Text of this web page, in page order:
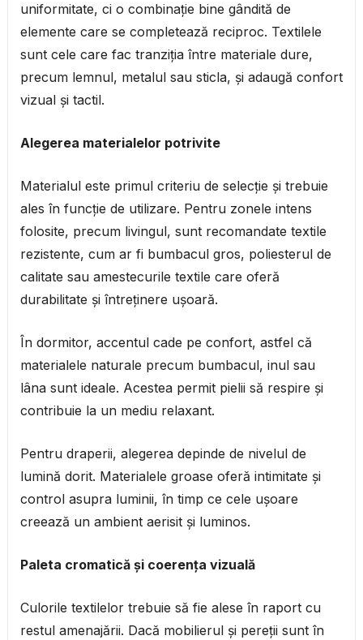
uniformitate, ci o combinație bine gândită de
elemente care se completează reciproc. Textilele
sunt cele care fac tranziția între materiale dure,
precum lemnul, metalul sau sticla, și adaugă confort
vizual și tactil.
Alegerea materialelor potrivite
Materialul este primul criteriu de selecție și trebuie
ales în funcție de utilizare. Pentru zonele intens
folosite, precum livingul, sunt recomandate textile
rezistente, cum ar fi bumbacul gros, poliesterul de
calitate sau amestecurile textile care oferă
durabilitate și întreținere ușoară.
În dormitor, accentul cade pe confort, astfel că
materialele naturale precum bumbacul, inul sau
lâna sunt ideale. Acestea permit pielii să respire și
contribuie la un mediu relaxant.
Pentru draperii, alegerea depinde de nivelul de
lumină dorit. Materialele groase oferă intimitate și
control asupra luminii, în timp ce cele ușoare
creează un ambient aerisit și luminos.
Paleta cromatică și coerența vizuală
Culorile textilelor trebuie să fie alese în raport cu
restul amenajării. Dacă mobilierul și pereții sunt în